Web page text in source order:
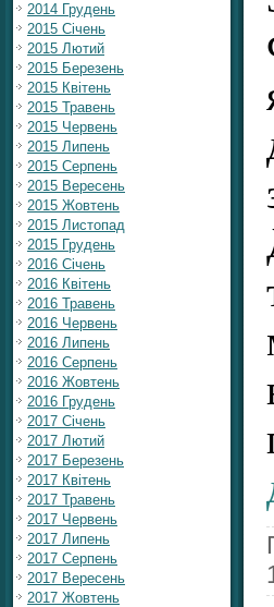
2014 Грудень
2015 Січень
2015 Лютий
2015 Березень
2015 Квітень
2015 Травень
2015 Червень
2015 Липень
2015 Серпень
2015 Вересень
2015 Жовтень
2015 Листопад
2015 Грудень
2016 Січень
2016 Квітень
2016 Травень
2016 Червень
2016 Липень
2016 Серпень
2016 Жовтень
2016 Грудень
2017 Січень
2017 Лютий
2017 Березень
2017 Квітень
2017 Травень
2017 Червень
2017 Липень
2017 Серпень
2017 Вересень
2017 Жовтень